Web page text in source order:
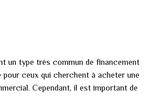
un type très commun de financement
ceux qui cherchent à acheter une
Cependant, il est important de